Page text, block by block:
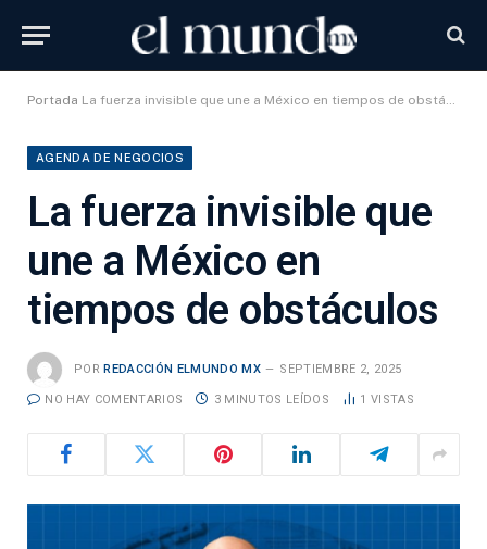
Portada La fuerza invisible que une a México en tiempos de obstáculos
AGENDA DE NEGOCIOS
La fuerza invisible que
une a México en
tiempos de obstáculos
POR REDACCIÓN ELMUNDO MX SEPTIEMBRE 2, 2025
NO HAY COMENTARIOS 3 MINUTOS LEÍDOS 1 VISTAS